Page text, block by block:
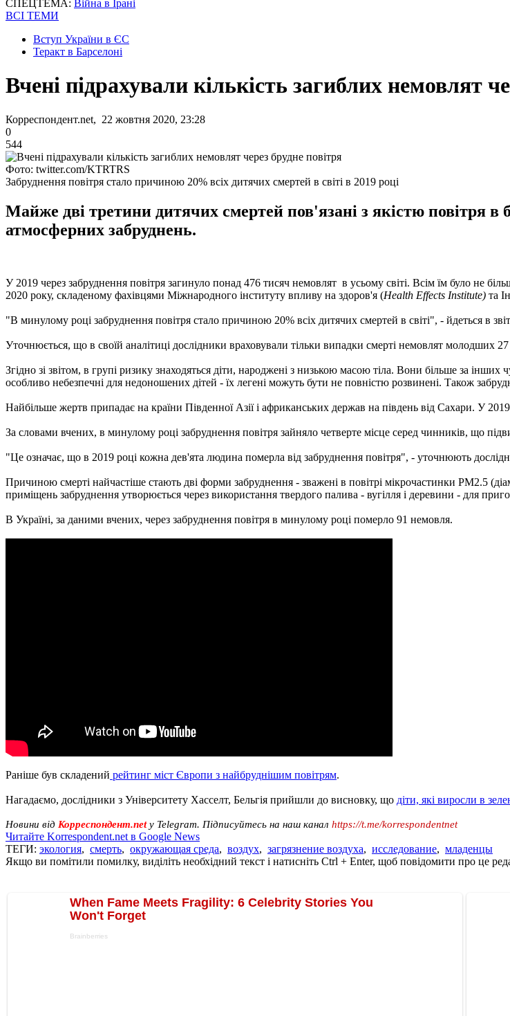
СПЕЦТЕМА: Війна в Ірані
ВСІ ТЕМИ
Вступ України в ЄС
Теракт в Барселоні
Вчені підрахували кількість загиблих немовлят
Корреспондент.net, 22 жовтня 2020, 23:28
0
544
Фото: twitter.com/KTRTRS
Забруднення повітря стало причиною 20% всіх дитячих смертей в світі в 2019 році
Майже дві третини дитячих смертей пов'язані з якістю повітря в
атмосферних забруднень.
У 2019 через забруднення повітря загинуло понад 476 тисяч немовлят в усьому світі. Всім їм було не
2020 року, складеному фахівцями Міжнародного інституту впливу на здоров'я (Health Effects Institute) та
"В минулому році забруднення повітря стало причиною 20% всіх дитячих смертей в світі", - йдеться в
Уточнюється, що в своїй аналітиці дослідники враховували тільки випадки смерті немовлят молодших 27
Згідно зі звітом, в групі ризику знаходяться діти, народжені з низькою масою тіла. Вони більше за
особливо небезпечні для недоношених дітей - їх легені можуть бути не повністю розвинені. Також
Найбільше жертв припадає на країни Південної Азії і африканських держав на південь від Сахари. У
За словами вчених, в минулому році забруднення повітря зайняло четверте місце серед чинників, що
"Це означає, що в 2019 році кожна дев'ята людина померла від забруднення повітря", - уточнюють
Причиною смерті найчастіше стають дві форми забруднення - зважені в повітрі мікрочастинки PM2.5
приміщень забруднення утворюється через використання твердого палива - вугілля і деревини - для
В Україні, за даними вчених, через забруднення повітря в минулому році померло 91 немовля.
Раніше був складений рейтинг міст Європи з найбруднішим повітрям.
Нагадаємо, дослідники з Університету Хасселт, Бельгія прийшли до висновку, що діти, які виросли в
Новини від Корреспондент.netу Telegram. Підписуйтесь на наш канал https://t.me/korrespondentnet
Читайте Korrespondent.net в Google News
ТЕГИ: экология, смерть, окружающая среда, воздух, загрязнение воздуха, исследование, младенцы
Якщо ви помітили помилку, виділіть необхідний текст і натисніть Ctrl + Enter, щоб повідомити про це